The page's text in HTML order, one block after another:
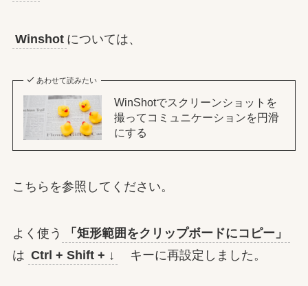
Winshot については、
あわせて読みたい
WinShotでスクリーンショットを
撮ってコミュニケーションを円滑
にする
こちらを参照してください。
よく使う
「矩形範囲をクリップボードにコピー」
は Ctrl + Shift + ↓ キーに再設定しました。